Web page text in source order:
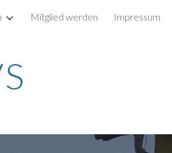
Mitglied werden Impressum